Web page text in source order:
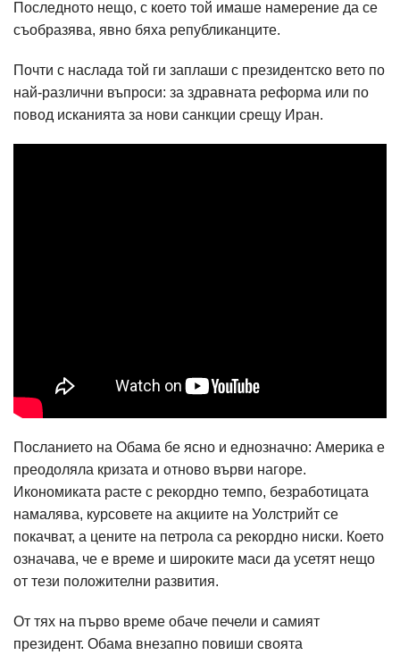
Последното нещо, с което той имаше намерение да се
съобразява, явно бяха републиканците.
Почти с наслада той ги заплаши с президентско вето по
най-различни въпроси: за здравната реформа или по
повод исканията за нови санкции срещу Иран.
Посланието на Обама бе ясно и еднозначно: Америка е
преодоляла кризата и отново върви нагоре.
Икономиката расте с рекордно темпо, безработицата
намалява, курсовете на акциите на Уолстрийт се
покачват, а цените на петрола са рекордно ниски. Което
означава, че е време и широките маси да усетят нещо
от тези положителни развития.
От тях на първо време обаче печели и самият
президент. Обама внезапно повиши своята